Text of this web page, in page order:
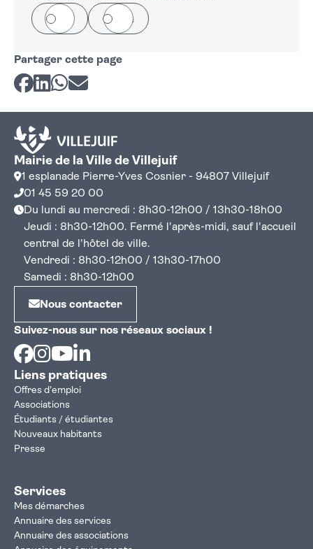
Oui Non
Partager cette page
Partager sur Facebook
Partager sur LinkedIn
Partager sur Whatsapp
Partager par courriel
Mairie de la Ville de Villejuif
1 esplanade Pierre-Yves Cosnier - 94807 Villejuif
01 45 59 20 00
Du lundi au mercredi : 8h30-12h00 / 13h30-18h00
Jeudi : 8h30-12h00. Fermé l'après-midi, sauf l'accueil
central de l'hôtel de ville.
Vendredi : 8h30-12h00 / 13h30-17h00
Samedi : 8h30-12h00
Nous contacter
Suivez-nous sur nos réseaux sociaux !
Facebook
Instagram
Youtube
Liens pratiques
Offres d'emploi
Associations
Étudiants / étudiantes
Nouveaux habitants
Presse
Services
Mes démarches
Annuaire des services
Annuaire des associations